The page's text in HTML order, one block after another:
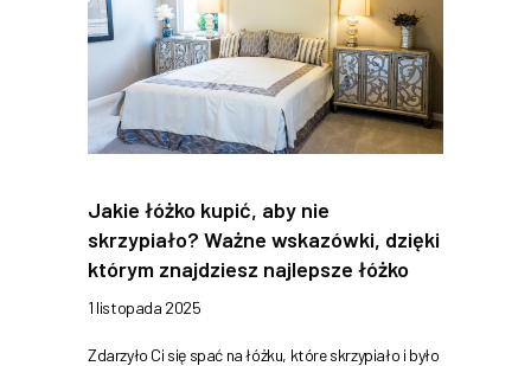
Jakie łóżko kupić, aby nie
skrzypiało? Ważne wskazówki, dzięki
którym znajdziesz najlepsze łóżko
1 listopada 2025
Zdarzyło Ci się spać na łóżku, które skrzypiało i było